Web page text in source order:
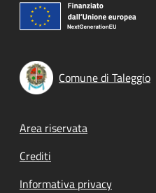
Comune di Taleggio
Footer menu
Area riservata
Crediti
Informativa privacy